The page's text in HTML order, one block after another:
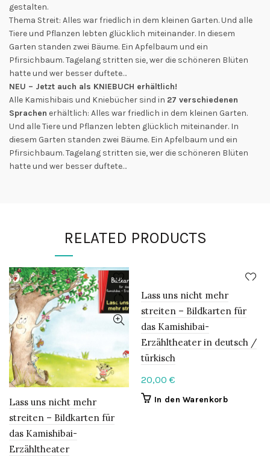
gestalten.
Thema Streit: Alles war friedlich in dem kleinen Garten. Und alle
Tiere und Pflanzen lebten glücklich miteinander. In diesem
Garten standen zwei Bäume. Ein Apfelbaum und ein
Pfirsichbaum. Tagelang stritten sie, wer die schöneren Blüten
hatte und wer besser duftete…
NEU – Jetzt auch als KNIEBUCH erhältlich!
Alle Kamishibais und Kniebücher sind in 27 verschiedenen
Sprachen erhältlich: Alles war friedlich in dem kleinen Garten.
Und alle Tiere und Pflanzen lebten glücklich miteinander. In
diesem Garten standen zwei Bäume. Ein Apfelbaum und ein
Pfirsichbaum. Tagelang stritten sie, wer die schöneren Blüten
hatte und wer besser duftete…
RELATED PRODUCTS
Lass uns nicht mehr
streiten – Bildkarten für
das Kamishibai-
Erzähltheater
Lass uns nicht mehr
streiten – Bildkarten für
das Kamishibai-
Erzähltheater in deutsch /
türkisch
20,00 €
In den Warenkorb